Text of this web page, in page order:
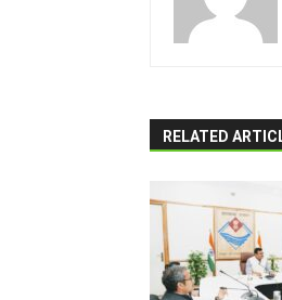
RELATED